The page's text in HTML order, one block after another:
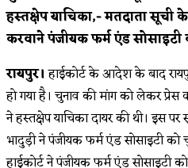
हस्तक्षेप याचिका,- मतदाता सूची
करवाने पंजीयक फर्म एंड सोसाइटी
रायपुर।हाईकोर्ट के आदेश के बाद
हो गया है। चुनाव की मांग को लेकर
ने हस्तक्षेप याचिका दायर की थी। इस
भादुड़ी ने पंजीयक फर्म एंड सोसाइटी को
हाईकोर्ट ने पंजीयक फर्म एंड सोसाइटी